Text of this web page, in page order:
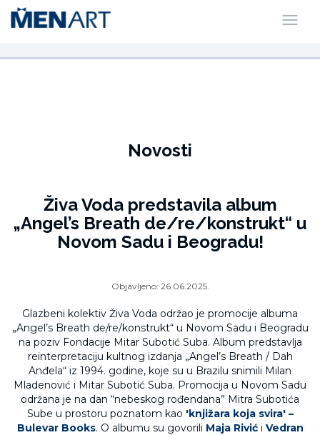
Novosti
Živa Voda predstavila album
„Angel’s Breath de/re/konstrukt“ u
Novom Sadu i Beogradu!
Objavljeno: 26.06.2025.
Glazbeni kolektiv Živa Voda održao je promocije albuma
„Angel’s Breath de/re/konstrukt“ u Novom Sadu i Beogradu
na poziv Fondacije Mitar Subotić Suba. Album predstavlja
reinterpretaciju kultnog izdanja „Angel’s Breath / Dah
Anđela“ iz 1994. godine, koje su u Brazilu snimili Milan
Mladenović i Mitar Subotić Suba. Promocija u Novom Sadu
održana je na dan “nebeskog rođendana” Mitra Subotića
Sube u prostoru poznatom kao 'knjižara koja svira' –
Bulevar Books. O albumu su govorili Maja Rivići Vedran